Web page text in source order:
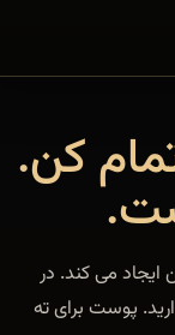
کن.
ایجاد می کند. در
پوست برای ته